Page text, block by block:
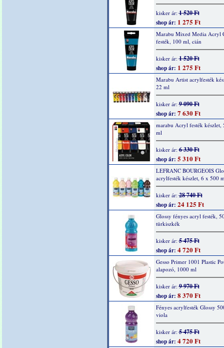
kisker ár:1 520 Ft
shop ár: 1 275 Ft
Marabu Mixed Media Acryl
festék, 100 ml, cián
kisker ár:1 520 Ft
shop ár: 1 275 Ft
Marabu Artist acrylfesték
22 ml
kisker ár:9 090 Ft
shop ár: 7 630 Ft
marabu Acryl festék készlet,
ml
kisker ár:6 330 Ft
shop ár: 5 310 Ft
LEFRANC BOURGEOIS
acrylfesték készlet, 6 x 500
kisker ár:28 740 Ft
shop ár: 24 125 Ft
Glossy fényes acryl festék,
türkiszkék
kisker ár:5 475 Ft
shop ár: 4 720 Ft
Gesso Primer 1001 Plastic
alapozó, 1000 ml
kisker ár:9 970 Ft
shop ár: 8 370 Ft
Fényes acrylfesték Glossy
viola
kisker ár:5 475 Ft
shop ár: 4 720 Ft